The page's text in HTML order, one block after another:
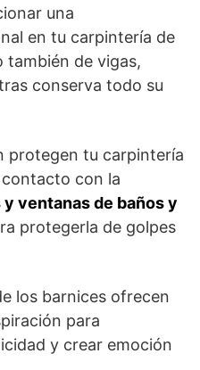
una
en tu carpintería de
también de vigas,
conserva todo su
protegen tu carpintería
con la
ventanas de baños y
protegerla de golpes
los barnices ofrecen
para
y crear emoción